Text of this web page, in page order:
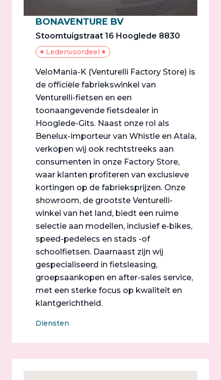
BONAVENTURE BV
Stoomtuigstraat 16 Hooglede 8830
Ledenvoordeel
VeloMania-K (Venturelli Factory Store) is
de officiële fabriekswinkel van
Venturelli-fietsen en een
toonaangevende fietsdealer in
Hooglede-Gits. Naast onze rol als
Benelux-importeur van Whistle en Atala,
verkopen wij ook rechtstreeks aan
consumenten in onze Factory Store,
waar klanten profiteren van exclusieve
kortingen op de fabrieksprijzen. Onze
showroom, de grootste Venturelli-
winkel van het land, biedt een ruime
selectie aan modellen, inclusief e-bikes,
speed-pedelecs en stads -of
schoolfietsen. Daarnaast zijn wij
gespecialiseerd in fietsleasing,
groepsaankopen en after-sales service,
met een sterke focus op kwaliteit en
klantgerichtheid.
Diensten